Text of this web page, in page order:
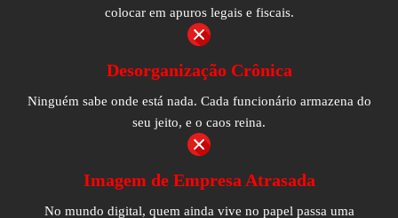
colocar em apuros legais e fiscais.
Desorganização Crônica
Ninguém sabe onde está nada. Cada funcionário armazena do
seu jeito, e o caos reina.
Imagem de Empresa Atrasada
No mundo digital, quem ainda vive no papel passa uma